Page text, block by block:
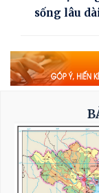
sống lâu
Hai Phó
hoàn thiện
Tổng Bí
Cộng đồng